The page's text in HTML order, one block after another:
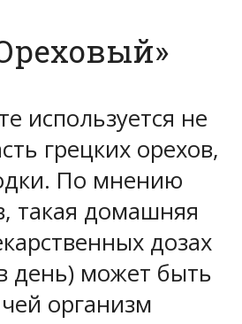
используется не
грецких орехов,
По мнению
такая домашняя
дозах
день) может быть
организм